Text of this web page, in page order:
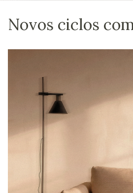
Novos ciclos